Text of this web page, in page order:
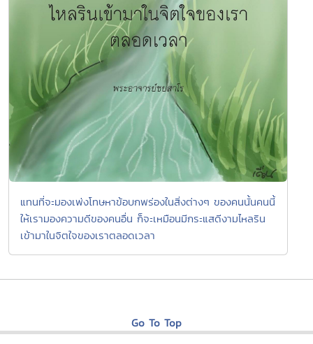
แทนที่จะมองเพ่งโทษหาข้อบกพร่องในสิ่งต่างๆ ของคนนั้นคนนี้
ให้เรามองความดีของคนอื่น ก็จะเหมือนมีกระแสดีงามไหลริน
เข้ามาในจิตใจของเราตลอดเวลา
Go To Top